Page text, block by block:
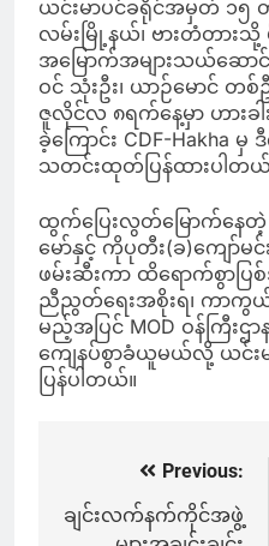
ယင်းမာပင်ခရိုင်အမှတ် ၁၅
လမ်းမြို့နယ်၊ ဗားတံတားသို့
အမြောက်အများသယ်ဆေ
ဝင် သုံးဦး၊ ယာဉ်မောင်
ဇူလိုင်လ ၈ရက်နေ့မှာ ဟားခ
ခဲ့ကြောင်း CDF-Hakha
သတင်းထုတ်ပြန်ထားပါတယ်
ထွက်ပြေးလွတ်မြောက်နေ
မော်နှင့် ကိုပုတီး(ခ)ကျေ
ဖမ်းဆီးကာ ထိရောက်စွာပြစ်
ညီညွတ်ရေးအစိုးရ၊ ကာကွယ်
မည့်အပြင် MOD ဝန်ကြီးဌ
ကျေနပ်စွာခံယူမယ်လို့ ယင်
ပြန်ပါတယ်။
navigation
Previous:
ချင်းလက်နက်ကိုင်အဖွဲ့